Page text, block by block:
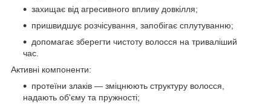
захищає від агресивного впливу довкілля;
пришвидшує розчісування, запобігає сплутуванню;
допомагає зберегти чистоту волосся на триваліший
час.
Активні компоненти:
протеїни злаків — зміцнюють структуру волосся,
надають об'єму та пружності;